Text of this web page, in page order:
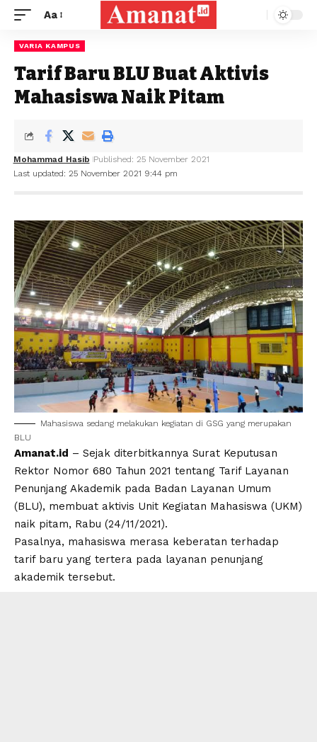
Aa
VARIA KAMPUS
Tarif Baru BLU Buat Aktivis
Mahasiswa Naik Pitam
Last updated: 25 November 2021 9:44 pm
Mohammad Hasib Published: 25 November 2021
Mahasiswa sedang melakukan kegiatan di GSG yang merupakan
BLU
Amanat.id – Sejak diterbitkannya Surat Keputusan
Rektor Nomor 680 Tahun 2021 tentang Tarif Layanan
Penunjang Akademik pada Badan Layanan Umum
(BLU), membuat aktivis Unit Kegiatan Mahasiswa (UKM)
naik pitam, Rabu (24/11/2021).
Pasalnya, mahasiswa merasa keberatan terhadap
tarif baru yang tertera pada layanan penunjang
akademik tersebut.